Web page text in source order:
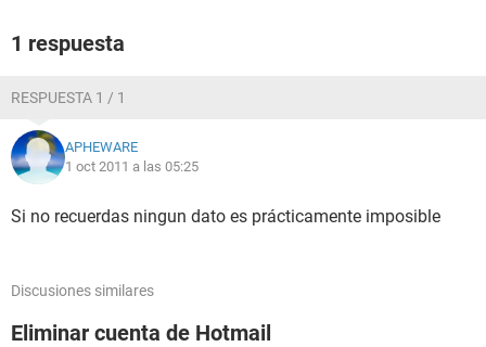
1 respuesta
RESPUESTA 1 / 1
APHEWARE
1 oct 2011 a las 05:25
Si no recuerdas ningun dato es prácticamente imposible
Discusiones similares
Eliminar cuenta de Hotmail